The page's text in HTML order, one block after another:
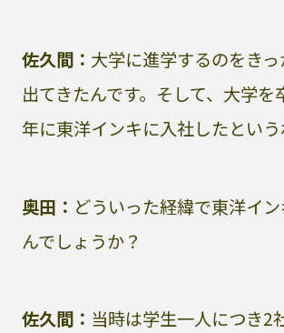
佐久間： 大学に進学するのをき
出てきたんです。そして、大学
年に東洋インキに入社したという
奥田： どういった経緯で東洋イ
んでしょうか？
佐久間： 当時は学生一人につき2